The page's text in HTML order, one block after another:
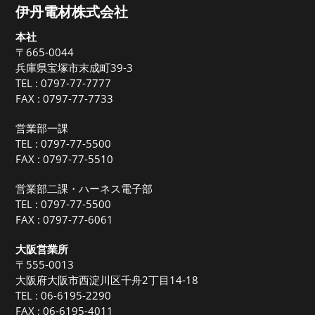
伊丹電材株式会社
本社
〒665-0044
兵庫県宝塚市末成町39-3
TEL :0797-77-7777
FAX : 0797-77-7733
営業部一課
TEL :0797-77-5500
FAX : 0797-77-5510
営業部二課・ハーネス電子部
TEL :0797-77-5500
FAX : 0797-77-6061
大阪営業所
〒555-0013
大阪府大阪市西淀川区千舟2丁目14-18
TEL :06-6195-2290
FAX : 06-6195-4011